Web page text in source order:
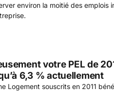
environ la moitié des emplois
votre PEL de
6,3 % actuellement
Logement souscrits en 2011